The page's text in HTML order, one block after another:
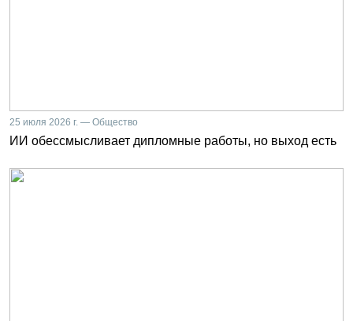
25 июля 2026 г. — Общество
ИИ обессмысливает дипломные работы, но выход есть